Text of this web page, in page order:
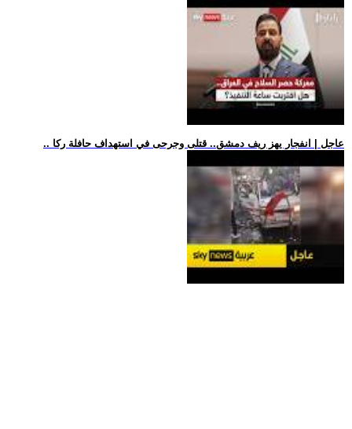
.. عاجل | انفجار يهز ريف دمشق.. قتلى وجرحى في استهداف حافلة ركا